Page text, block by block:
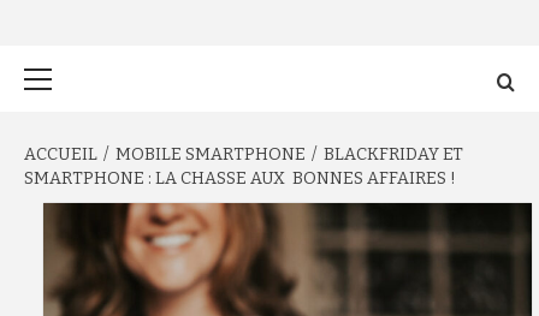
ACCUEIL MOBILE SMARTPHONE
BLACKFRIDAY ET
SMARTPHONE : LA CHASSE AUX BONNES AFFAIRES !